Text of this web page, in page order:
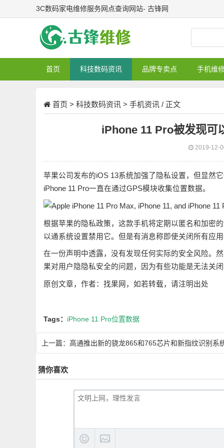
3C数码家电维修服务网点查询网站- 古锋网
首页 科技数码资讯 品牌专卖点 手机维
首页 > 科技数码资讯 > 手机资讯 / 正文
iPhone 11 Pro被发现可
2019-12-
苹果公司发布的iOS 13系统加强了隐私设置，但显然
iPhone 11 Pro一直在通过GPS模块收集位置数据。
根据苹果的隐私政策，这款手机将定期以匿名和加密
以通系统设置禁用它。但是有消息称即使关闭所有应
在一份声明中透露，没有发现任何实际的安全风险。
果对用户隐隐私安全的问题，因为有些功能是无法关闭
原创文章，作者：找果网，如若转载，请注明出处
Tags： iPhone 11 Pro位置数据
上一篇： 高通推出新的骁龙865和765芯片和新指纹识别系
猜你喜欢